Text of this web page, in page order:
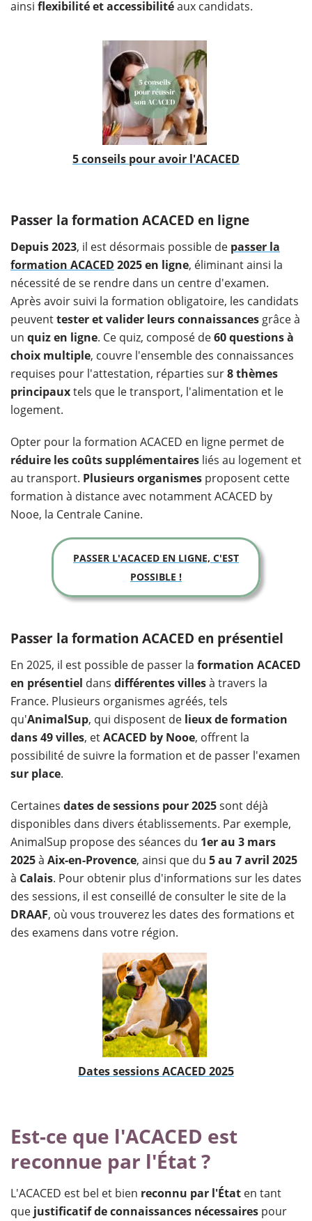
ainsi flexibilité et accessibilitéaux candidats.
5 conseils pour avoir l'ACACED
Passer la formation ACACED en ligne
Depuis 2023, il est désormais possible de passer la
formation ACACED 2025 en ligne, éliminant ainsi la
nécessité de se rendre dans un centre d'examen.
Après avoir suivi la formation obligatoire, les candidats
peuventtester et valider leurs connaissancesgrâce à
un quiz en ligne. Ce quiz, composé de60 questions à
choix multiple, couvre l'ensemble des connaissances
requises pour l'attestation, réparties sur8 thèmes
principauxtels que le transport, l'alimentation et le
logement.
Opter pour la formation ACACED en ligne permet de
réduire les coûts supplémentaires liés au logement et
au transport. Plusieurs organismes proposent cette
formation à distance avec notamment ACACED by
Nooe, la Centrale Canine.
PASSER L'ACACED EN LIGNE, C'EST
POSSIBLE !
Passer la formation ACACED en présentiel
En 2025, il est possible de passer la formation ACACED
en présentiel dans différentes villesà travers la
France. Plusieurs organismes agréés, tels
qu'AnimalSup, qui disposent de lieux de formation
dans 49 villes, etACACED by Nooe, offrent la
possibilité de suivre la formation et de passer l'examen
sur place.
Certaines dates de sessions pour 2025sont déjà
disponibles dans divers établissements. Par exemple,
AnimalSup propose des séances du 1er au 3 mars
2025à Aix-en-Provence, ainsi que du 5 au 7 avril 2025
à Calais. Pour obtenir plus d'informations sur les dates
des sessions, il est conseillé de consulter le site de la
DRAAF, où vous trouverez les dates des formations et
des examens dans votre région.
​Dates sessions ACACED 2025
Est-ce que l'ACACED est
reconnue par l'État ?
L'ACACED est bel et bien reconnu par l'État en tant
que justificatif de connaissances nécessaires pour